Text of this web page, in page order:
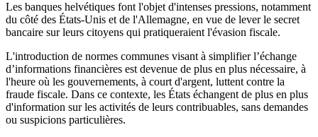
Les banques helvétiques font l'objet d'intenses pressions, notamment
du côté des États-Unis et de l'Allemagne, en vue de lever le secret
bancaire sur leurs citoyens qui pratiqueraient l'évasion fiscale.
L'introduction de normes communes visant à simplifier l’échange
d’informations financières est devenue de plus en plus nécessaire, à
l'heure où les gouvernements, à court d'argent, luttent contre la
fraude fiscale. Dans ce contexte, les États échangent de plus en plus
d'information sur les activités de leurs contribuables, sans demandes
ou suspicions particulières.